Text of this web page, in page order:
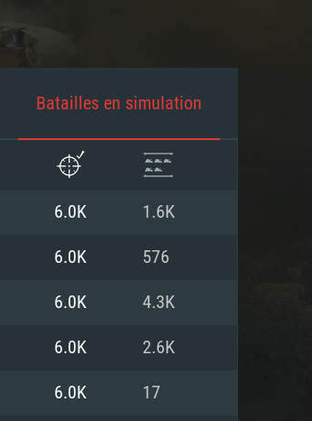
Batailles en simulation
6.0K 1.6K
6.0K 576
6.0K 4.3K
6.0K 2.6K
6.0K 17